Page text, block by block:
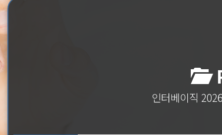
인터베이직